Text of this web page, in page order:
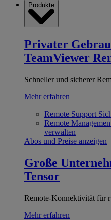
Produkte
Privater
TeamViewer
Schneller und sicherer
Mehr erfahren
Remote Support
Remote
verwalten
Abos und Preise anzeigen
Große
Tensor
Remote-Konnektivität für
Mehr erfahren